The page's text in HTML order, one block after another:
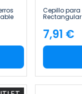
Cepillo para
Antienredos
Liberación
Precio
7,91 €